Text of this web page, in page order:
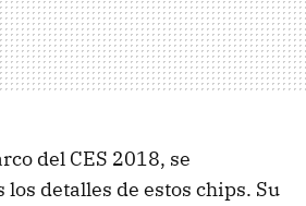
del CES 2018, se
detalles de estos chips. Su